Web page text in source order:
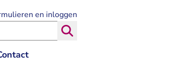
en inloggen
Rechtspraak